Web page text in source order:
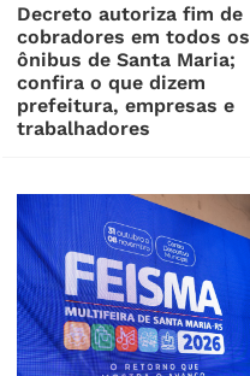
Decreto autoriza fim de
cobradores em todos os
ônibus de Santa Maria;
confira o que dizem
prefeitura, empresas e
trabalhadores